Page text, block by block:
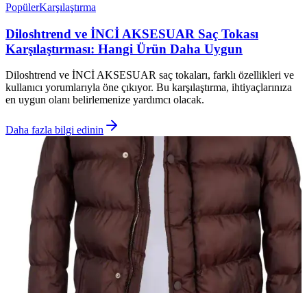
PopülerKarşılaştırma
Diloshtrend ve İNCİ AKSESUAR Saç Tokası
Karşılaştırması: Hangi Ürün Daha Uygun
Diloshtrend ve İNCİ AKSESUAR saç tokaları, farklı özellikleri ve
kullanıcı yorumlarıyla öne çıkıyor. Bu karşılaştırma, ihtiyaçlarınıza
en uygun olanı belirlemenize yardımcı olacak.
Daha fazla bilgi edinin